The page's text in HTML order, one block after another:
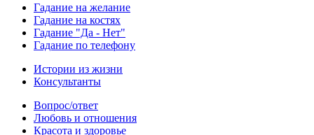
Гадание на желание
Гадание на костях
Гадание "Да - Нет"
Гадание по телефону
Истории из жизни
Консультанты
Вопрос/ответ
Любовь и отношения
Красота и здоровье